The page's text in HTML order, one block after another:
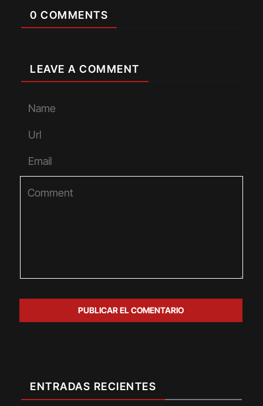
0 COMMENTS
LEAVE A COMMENT
ENTRADAS RECIENTES